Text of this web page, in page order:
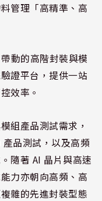
管理「高精準、高
動的高階封裝與模
證平台，提供一站
效率。
組產品測試需求，
品測試，以及高頻
隨著 AI 晶片與高速
力亦朝向高頻、高
雜的先進封裝型態